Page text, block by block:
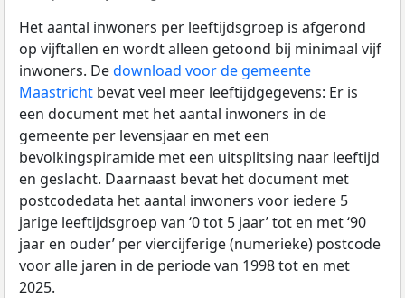
Het aantal inwoners per leeftijdsgroep is afgerond
op vijftallen en wordt alleen getoond bij minimaal vijf
inwoners. Dedownload voor de gemeente
Maastricht bevat veel meer leeftijdgegevens: Er is
een document met het aantal inwoners in de
gemeente per levensjaar en met een
bevolkingspiramide met een uitsplitsing naar leeftijd
en geslacht. Daarnaast bevat het document met
postcodedata het aantal inwoners voor iedere 5
jarige leeftijdsgroep van ‘0 tot 5 jaar’ tot en met ‘90
jaar en ouder’ per viercijferige (numerieke) postcode
voor alle jaren in de periode van 1998 tot en met
2025.